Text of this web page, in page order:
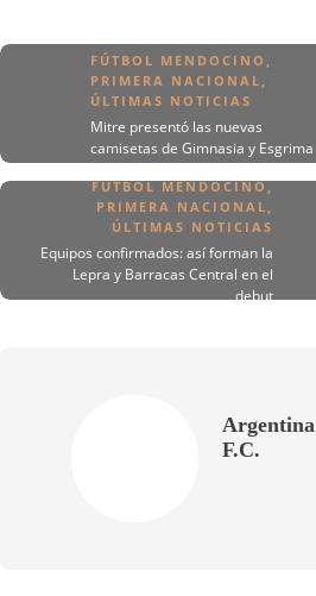
FÚTBOL MENDOCINO
PRIMERA NACIONAL
ÚLTIMAS NOTICIAS
Mitre presentó las nuevas
camisetas de Gimnasia y Esgrima
FÚTBOL MENDOCINO,
PRIMERA NACIONAL
ÚLTIMAS NOTICIAS
Equipos confirmados: así forman la
Lepra y Barracas Central en el
debut
Argentina
F.C.